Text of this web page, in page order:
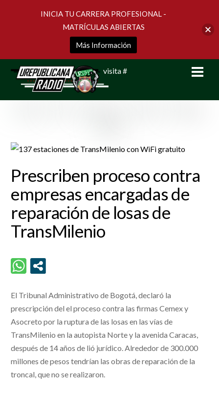
visita #
Prescriben proceso contra
empresas encargadas de
reparación de losas de
TransMilenio
El Tribunal Administrativo de Bogotá, declaró la
prescripción del el proceso contra las firmas Cemex y
Asocreto por la ruptura de las losas en las vías de
TransMilenio en la autopista Norte y la avenida Caracas,
después de 14 años de lió jurídico. Alrededor de 300.000
millones de pesos tendrían las obras de reparación de la
troncal, que no se realizaron.
INICIA TU CARRERA PROFESIONAL -
MATRÍCULAS ABIERTAS
Más Información